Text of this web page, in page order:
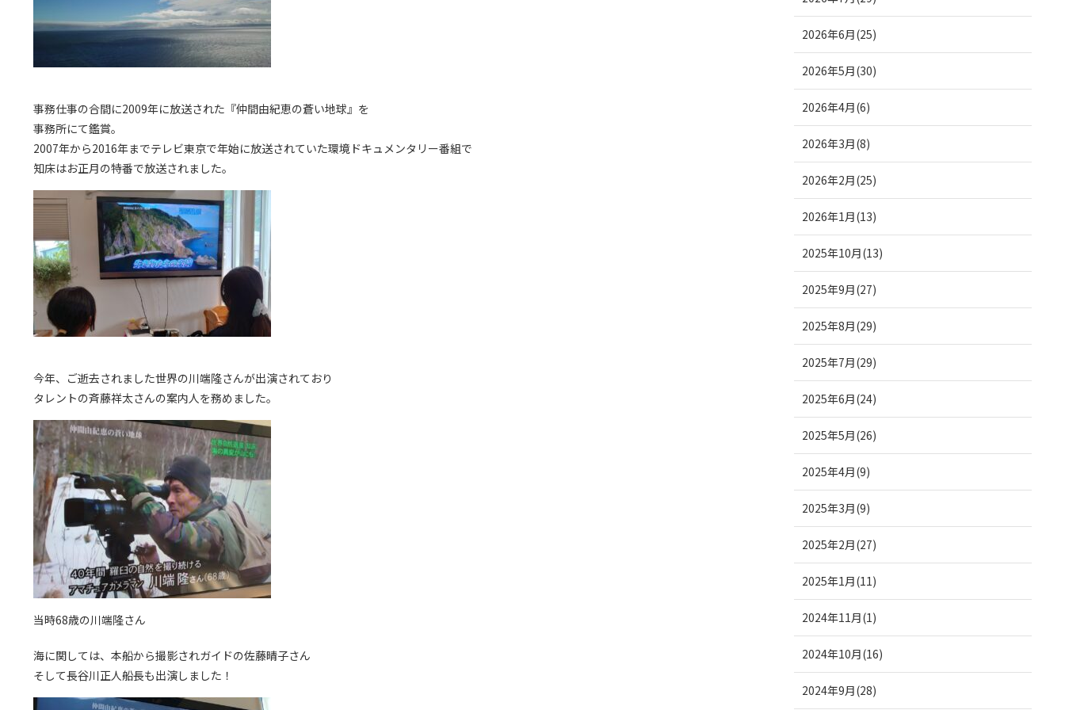
事務仕事の合間に2009年に放送された『仲間由紀恵の蒼い地球』を
事務所にて鑑賞。
2007年から2016年までテレビ東京で年始に放送されていた環境ドキュメンタリー番組で
知床はお正月の特番で放送されました。
今年、ご逝去されました世界の川端隆さんが出演されており
タレントの斉藤祥太さんの案内人を務めました。
当時68歳の川端隆さん
海に関しては、本船から撮影されガイドの佐藤晴子さん
そして長谷川正人船長も出演しました！
2026年6月(25)
2026年5月(30)
2026年4月(6)
2026年3月(8)
2026年2月(25)
2026年1月(13)
2025年10月(13)
2025年9月(27)
2025年8月(29)
2025年7月(29)
2025年6月(24)
2025年5月(26)
2025年4月(9)
2025年3月(9)
2025年2月(27)
2025年1月(11)
2024年11月(1)
2024年10月(16)
2024年9月(28)